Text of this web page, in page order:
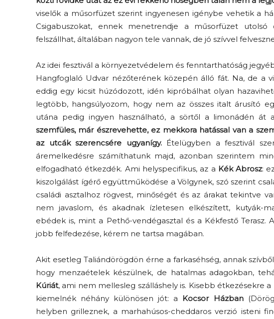
viselők a műsorfüzet szerint ingyenesen igénybe vehetik a
Csigabuszokat, ennek menetrendje a műsorfüzet
felszállhat, általában nagyon tele vannak, de jó szívvel
Az idei fesztivál a környezetvédelem és fenntarthatóság
Hangfoglaló Udvar nézőterének közepén álló fát. Na, de a
eddig egy kicsit húzódozott, idén kipróbálhat olyan
legtöbb, hangsúlyozom, hogy nem az összes italt árusító
utána pedig ingyen használható, a sörtől a limonádén át
szemfüles, már észrevehette, ez mekkora hatással van a
az utcák szerencsére ugyanígy.Ételügyben a fesztivál
áremelkedésre számíthatunk majd, azonban szerintem
elfogadható étkezdék. Ami helyspecifikus, az a Kék Abrosz:
kiszolgálást ígérő együttműködése a Völgynek, szó szerint
családi asztalhoz rögvest, minőségét és az árakat tekintve
nem javaslom, és akadnak ízletesen elkészített, kutyák-
ebédek is, mint a Pethő-vendégasztal és a Kékfestő
jobb felfedezése, kérem ne tartsa magában.
Akit esetleg Taliándörögdön érne a farkaséhség, annak
hogy menzaételek készülnek, de hatalmas adagokban,
Kúriát, ami nem mellesleg szálláshely is. Kisebb étkezésekre
kiemelnék néhány különösen jót: a Kocsor Házban
helyben grilleznek, a marhahúsos-cheddaros verzió isteni
A kovászos kenyérsztori
egyenesen a sütőből